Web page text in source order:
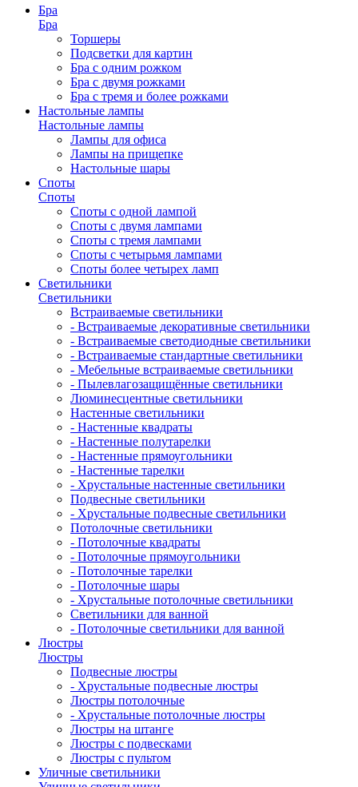
Бра
Бра
Торшеры
Подсветки для картин
Бра с одним рожком
Бра с двумя рожками
Бра с тремя и более рожками
Настольные лампы
Настольные лампы
Лампы для офиса
Лампы на прищепке
Настольные шары
Споты
Споты
Споты с одной лампой
Споты с двумя лампами
Споты с тремя лампами
Споты с четырьмя лампами
Споты более четырех ламп
Светильники
Светильники
Встраиваемые светильники
- Встраиваемые декоративные светильники
- Встраиваемые светодиодные светильники
- Встраиваемые стандартные светильники
- Мебельные встраиваемые светильники
- Пылевлагозащищённые светильники
Люминесцентные светильники
Настенные светильники
- Настенные квадраты
- Настенные полутарелки
- Настенные прямоугольники
- Настенные тарелки
- Хрустальные настенные светильники
Подвесные светильники
- Хрустальные подвесные светильники
Потолочные светильники
- Потолочные квадраты
- Потолочные прямоугольники
- Потолочные тарелки
- Потолочные шары
- Хрустальные потолочные светильники
Светильники для ванной
- Потолочные светильники для ванной
Люстры
Люстры
Подвесные люстры
- Хрустальные подвесные люстры
Люстры потолочные
- Хрустальные потолочные люстры
Люстры на штанге
Люстры с подвесками
Люстры с пультом
Уличные светильники